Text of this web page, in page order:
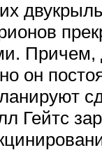
Причем,
он
Гейтс